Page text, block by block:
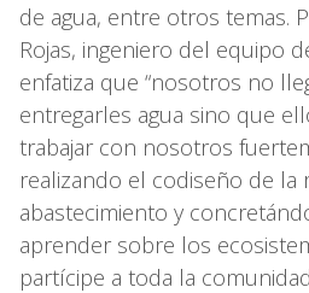
de agua, entre otros temas.
Rojas, ingeniero del equipo
enfatiza que “nosotros no
entregarles agua sino que
trabajar con nosotros
realizando el codiseño de la
abastecimiento y
aprender sobre los
partícipe a toda la